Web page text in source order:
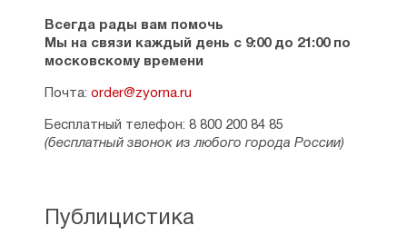
Всегда рады вам помочь
Мы на связи каждый день с 9:00 до 21:00 по
московскому времени
Почта: order@zyorna.ru
Бесплатный телефон: 8 800 200 84 85
(бесплатный звонок из любого города России)
Публицистика